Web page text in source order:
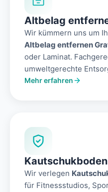
Altbelag
Wir kümmern uns um
Altbelag entfernen
oder Laminat.
umweltgerechte
Mehr erfahren
Kautschukboden
Wir verlegen
für Fitnessstudios,